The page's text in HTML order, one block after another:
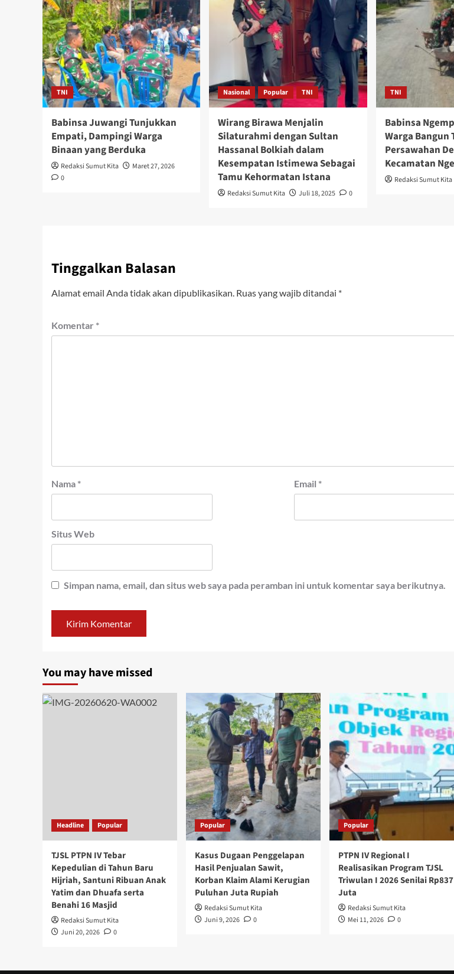
TNI
Babinsa Juwangi Tunjukkan
Empati, Dampingi Warga
Binaan yang Berduka
Redaksi Sumut Kita
Maret 27, 2026
0
Nasional Popular TNI
Wirang Birawa Menjalin
Silaturahmi dengan Sultan
Hassanal Bolkiah dalam
Kesempatan Istimewa Sebagai
Tamu Kehormatan Istana
Redaksi Sumut Kita Juli 18, 2025 0
TNI
Babinsa
Warga Bangun
Persawahan
Kecamatan
Redaksi Sumut Kita
Tinggalkan Balasan
Alamat email Anda tidak akan dipublikasikan. Ruas yang wajib ditandai *
Komentar *
Nama * Email *
Situs Web
Simpan nama, email, dan situs web saya pada peramban ini untuk komentar saya berikutnya.
You may have missed
Headline Popular
TJSL PTPN IV Tebar
Kepedulian di Tahun Baru
Hijriah, Santuni Ribuan Anak
Yatim dan Dhuafa serta
Benahi 16 Masjid
Redaksi Sumut Kita
Juni 20, 2026
0
Popular
Kasus Dugaan Penggelapan
Hasil Penjualan Sawit,
Korban Klaim Alami Kerugian
Puluhan Juta Rupiah
Redaksi Sumut Kita
Juni 9, 2026
0
Popular
PTPN IV Regional I
Realisasikan Program TJSL
Triwulan I 2026 Senilai Rp837
Juta
Redaksi Sumut Kita
Mei 11, 2026
0